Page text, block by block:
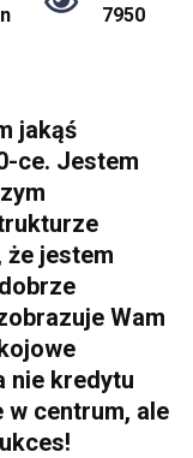
7950
jakąś
ce. Jestem
że jestem
Wam
nie kredytu
w centrum, ale